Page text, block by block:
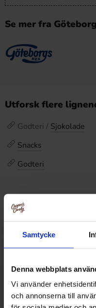
Samtycke
Denna webbplats
Vi använder
och annonserna till
Se mer fra
Utforsk flere
Godteri / Sjokolade
Snacks
Godteri
Omtaler
Laveste pris de siste 30